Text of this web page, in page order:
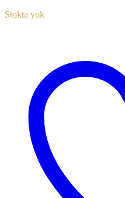
Stokta yok